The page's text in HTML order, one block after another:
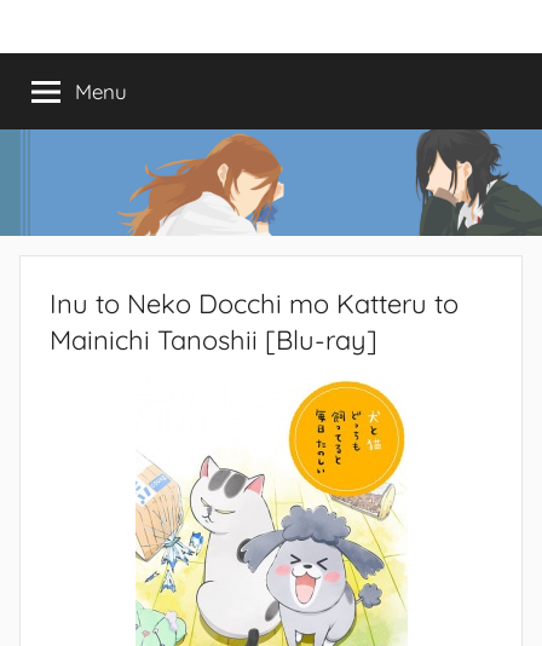
paraMundo
do
Shoujo
anos
a
romances
Menu
Inu to Neko Docchi mo Katteru to
Mainichi Tanoshii [Blu-ray]